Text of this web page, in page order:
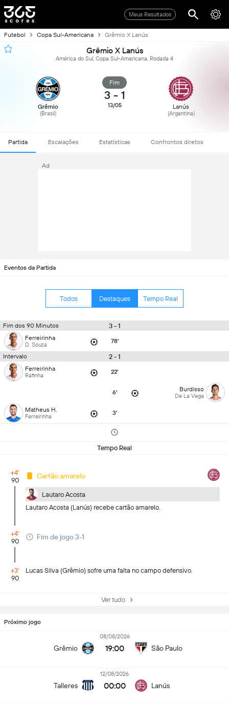
Meus Resultados
Futebol Copa Sul-Americana Grêmio X Lanús
Grêmio X Lanús
América do Sul, Copa Sul-Americana, Rodada 4
Grêmio
(Brasil)
Fim
3 - 1
13/05 Lanús
(Argentina)
Partida Escalações Estatísticas Confrontos diretos
Ad
Eventos da Partida
Todos Destaques Tempo Real
Fim dos 90 Minutos 3 - 1
Ferreirinha
D. Souza 78'
Intervalo 2 - 1
Ferreirinha
Rafinha 22'
6' Burdisso
De La Vega
Matheus H.
Ferreirinha 3'
Tempo Real
+4'
90
Cartão amarelo
Lautaro Acosta
Lautaro Acosta (Lanús) recebe cartão amarelo.
+4'
90
Fim de jogo 3-1
+3'
90
Lucas Silva (Grêmio) sofre uma falta no campo defensivo.
Ver tudo
Próximo jogo
Grêmio
08/08/2026
19:00 São Paulo
Talleres
12/08/2026
00:00 Lanús